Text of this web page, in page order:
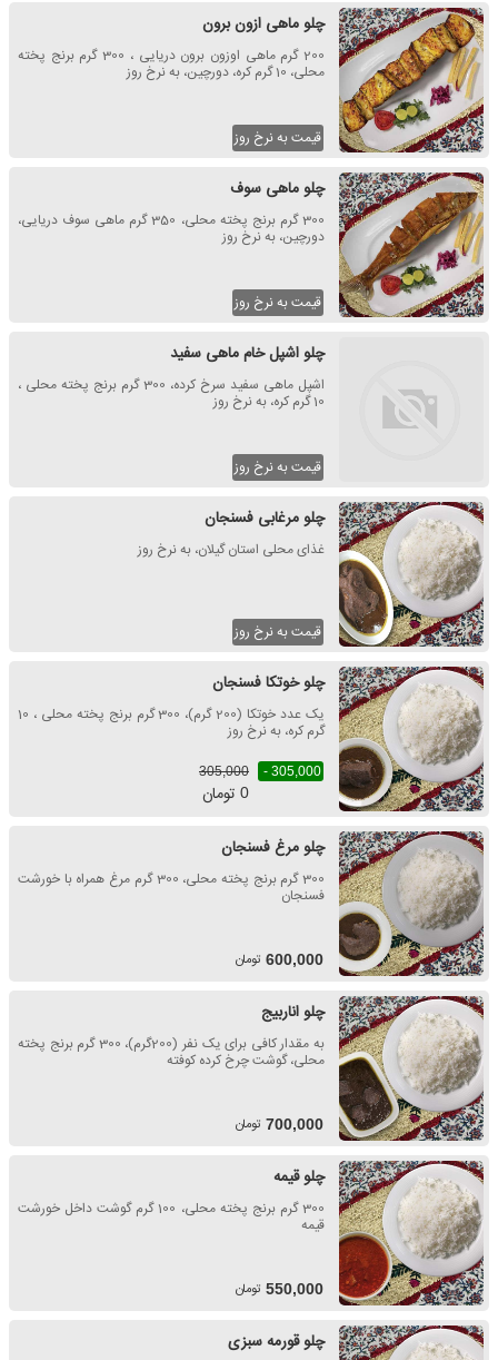
چلو ماهی ازون برون
200 گرم ماهی اوزون برون دریایی ، 300 گرم برنج پخته
محلی، 10 گرم کره، دورچین، به نرخ روز
قیمت به نرخ روز
چلو ماهی سوف
300 گرم برنج پخته محلی، 350 گرم ماهی سوف دریایی،
دورچین، به نرخ روز
قیمت به نرخ روز
چلو اشپل خام ماهی سفید
اشپل ماهی سفید سرخ کرده، 300 گرم برنج پخته محلی ،
10 گرم کره، به نرخ روز
قیمت به نرخ روز
چلو مرغابی فسنجان
غذای محلی استان گیلان، به نرخ روز
قیمت به نرخ روز
چلو خوتکا فسنجان
یک عدد خوتکا (200 گرم)، 300 گرم برنج پخته محلی ، 10
گرم کره، به نرخ روز
305,000 -
305,000
0 تومان
چلو مرغ فسنجان
300 گرم برنج پخته محلی، 300 گرم مرغ همراه با خورشت
فسنجان
600,000 تومان
چلو اناربیج
به مقدار کافی برای یک نفر (200گرم)، 300 گرم برنج پخته
محلی، گوشت چرخ کرده کوفته
700,000 تومان
چلو قیمه
300 گرم برنج پخته محلی، 100 گرم گوشت داخل خورشت
قیمه
550,000 تومان
چلو قورمه سبزی